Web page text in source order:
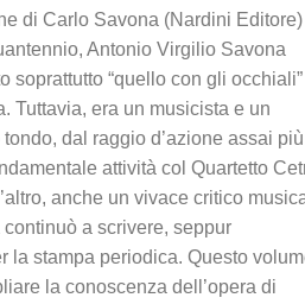
di Carlo Savona (Nardini Editore) |
Antonio Virgilio Savona
soprattutto “quello con gli occhiali”
Tuttavia, era un musicista e un
dal raggio d’azione assai più
attività col Quartetto
anche un vivace critico
continuò a scrivere, seppur
la stampa periodica. Questo
la conoscenza dell’opera di